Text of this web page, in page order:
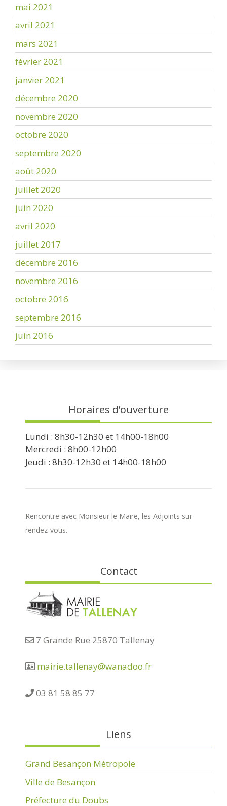
mai 2021
avril 2021
mars 2021
février 2021
janvier 2021
décembre 2020
novembre 2020
octobre 2020
septembre 2020
août 2020
juillet 2020
juin 2020
avril 2020
juillet 2017
décembre 2016
novembre 2016
octobre 2016
septembre 2016
juin 2016
Horaires d’ouverture
Lundi : 8h30-12h30 et 14h00-18h00
Mercredi : 8h00-12h00
Jeudi : 8h30-12h30 et 14h00-18h00
Rencontre avec Monsieur le Maire, les Adjoints sur
rendez-vous.
Contact
7 Grande Rue 25870 Tallenay
mairie.tallenay@wanadoo.fr
03 81 58 85 77
Liens
Grand Besançon Métropole
Ville de Besançon
Préfecture du Doubs